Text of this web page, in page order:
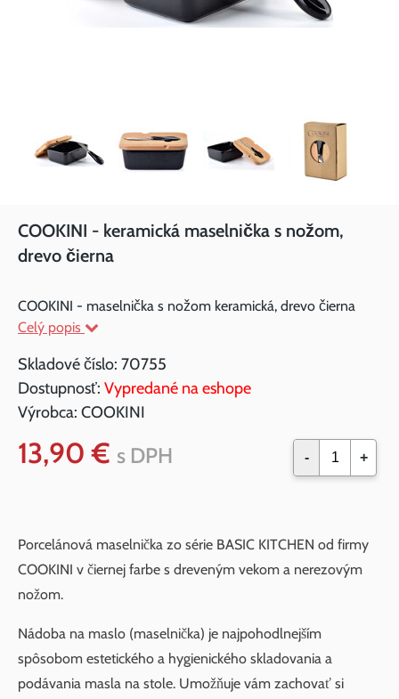
COOKINI - keramická maselnička s nožom,
drevo čierna
COOKINI - maselnička s nožom keramická, drevo čierna
Celý popis
Skladové číslo: 70755
Dostupnosť: Vypredané na eshope
Výrobca: COOKINI
13,90 € s DPH - +
Porcelánová maselnička zo série BASIC KITCHEN od firmy
COOKINI v čiernej farbe s dreveným vekom a nerezovým
nožom.
Nádoba na maslo (maselnička) je najpohodlnejším
spôsobom estetického a hygienického skladovania a
podávania masla na stole. Umožňuje vám zachovať si